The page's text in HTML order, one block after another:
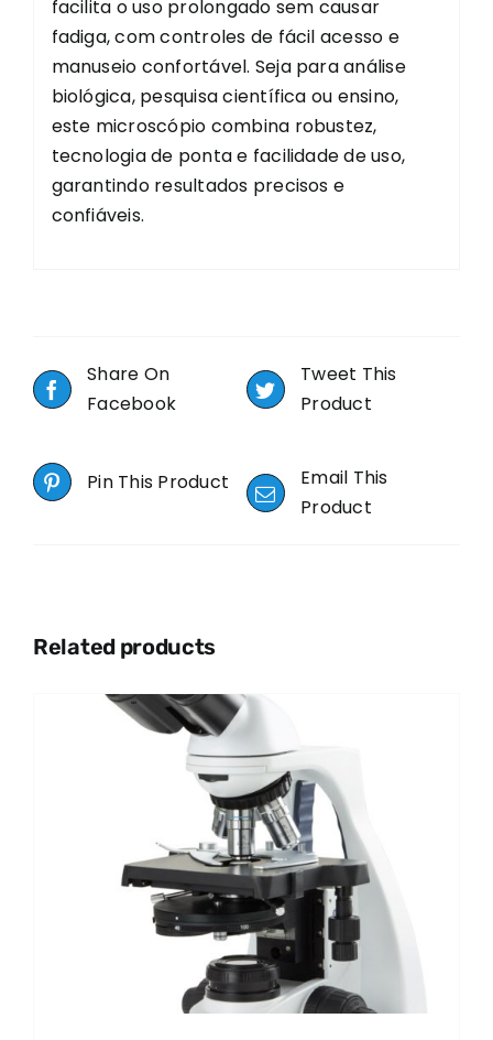
facilita o uso prolongado sem causar
fadiga, com controles de fácil acesso e
manuseio confortável. Seja para análise
biológica, pesquisa científica ou ensino,
este microscópio combina robustez,
tecnologia de ponta e facilidade de uso,
garantindo resultados precisos e
confiáveis.
Share On
Facebook
Tweet This
Product
Pin This Product
Email This
Product
Related products